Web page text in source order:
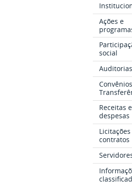
Ações e
social
Auditorias
Receitas e
despesas
contratos